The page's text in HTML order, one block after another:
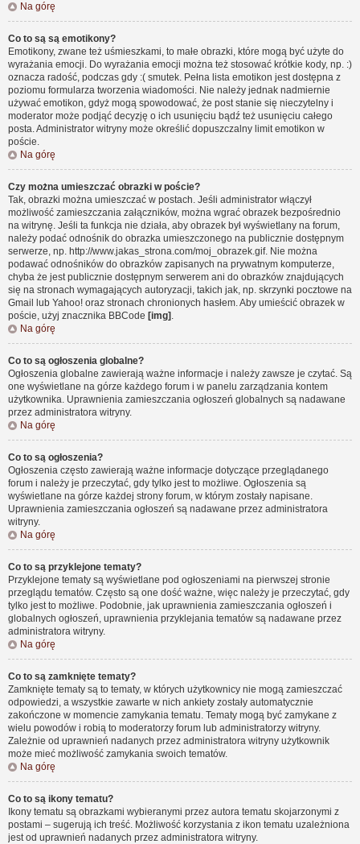
Na górę
Co to są są emotikony?
Emotikony, zwane też uśmieszkami, to małe obrazki, które mogą być użyte do
wyrażania emocji. Do wyrażania emocji można też stosować krótkie kody, np. :)
oznacza radość, podczas gdy :( smutek. Pełna lista emotikon jest dostępna z
poziomu formularza tworzenia wiadomości. Nie należy jednak nadmiernie
używać emotikon, gdyż mogą spowodować, że post stanie się nieczytelny i
moderator może podjąć decyzję o ich usunięciu bądź też usunięciu całego
posta. Administrator witryny może określić dopuszczalny limit emotikon w
poście.
Na górę
Czy można umieszczać obrazki w poście?
Tak, obrazki można umieszczać w postach. Jeśli administrator włączył
możliwość zamieszczania załączników, można wgrać obrazek bezpośrednio
na witrynę. Jeśli ta funkcja nie działa, aby obrazek był wyświetlany na forum,
należy podać odnośnik do obrazka umieszczonego na publicznie dostępnym
serwerze, np. http://www.jakas_strona.com/moj_obrazek.gif. Nie można
podawać odnośników do obrazków zapisanych na prywatnym komputerze,
chyba że jest publicznie dostępnym serwerem ani do obrazków znajdujących
się na stronach wymagających autoryzacji, takich jak, np. skrzynki pocztowe na
Gmail lub Yahoo! oraz stronach chronionych hasłem. Aby umieścić obrazek w
poście, użyj znacznika BBCode [img] .
Na górę
Co to są ogłoszenia globalne?
Ogłoszenia globalne zawierają ważne informacje i należy zawsze je czytać. Są
one wyświetlane na górze każdego forum i w panelu zarządzania kontem
użytkownika. Uprawnienia zamieszczania ogłoszeń globalnych są nadawane
przez administratora witryny.
Na górę
Co to są ogłoszenia?
Ogłoszenia często zawierają ważne informacje dotyczące przeglądanego
forum i należy je przeczytać, gdy tylko jest to możliwe. Ogłoszenia są
wyświetlane na górze każdej strony forum, w którym zostały napisane.
Uprawnienia zamieszczania ogłoszeń są nadawane przez administratora
witryny.
Na górę
Co to są przyklejone tematy?
Przyklejone tematy są wyświetlane pod ogłoszeniami na pierwszej stronie
przeglądu tematów. Często są one dość ważne, więc należy je przeczytać, gdy
tylko jest to możliwe. Podobnie, jak uprawnienia zamieszczania ogłoszeń i
globalnych ogłoszeń, uprawnienia przyklejania tematów są nadawane przez
administratora witryny.
Na górę
Co to są zamknięte tematy?
Zamknięte tematy są to tematy, w których użytkownicy nie mogą zamieszczać
odpowiedzi, a wszystkie zawarte w nich ankiety zostały automatycznie
zakończone w momencie zamykania tematu. Tematy mogą być zamykane z
wielu powodów i robią to moderatorzy forum lub administratorzy witryny.
Zależnie od uprawnień nadanych przez administratora witryny użytkownik
może mieć możliwość zamykania swoich tematów.
Na górę
Co to są ikony tematu?
Ikony tematu są obrazkami wybieranymi przez autora tematu skojarzonymi z
postami – sugerują ich treść. Możliwość korzystania z ikon tematu uzależniona
jest od uprawnień nadanych przez administratora witryny.